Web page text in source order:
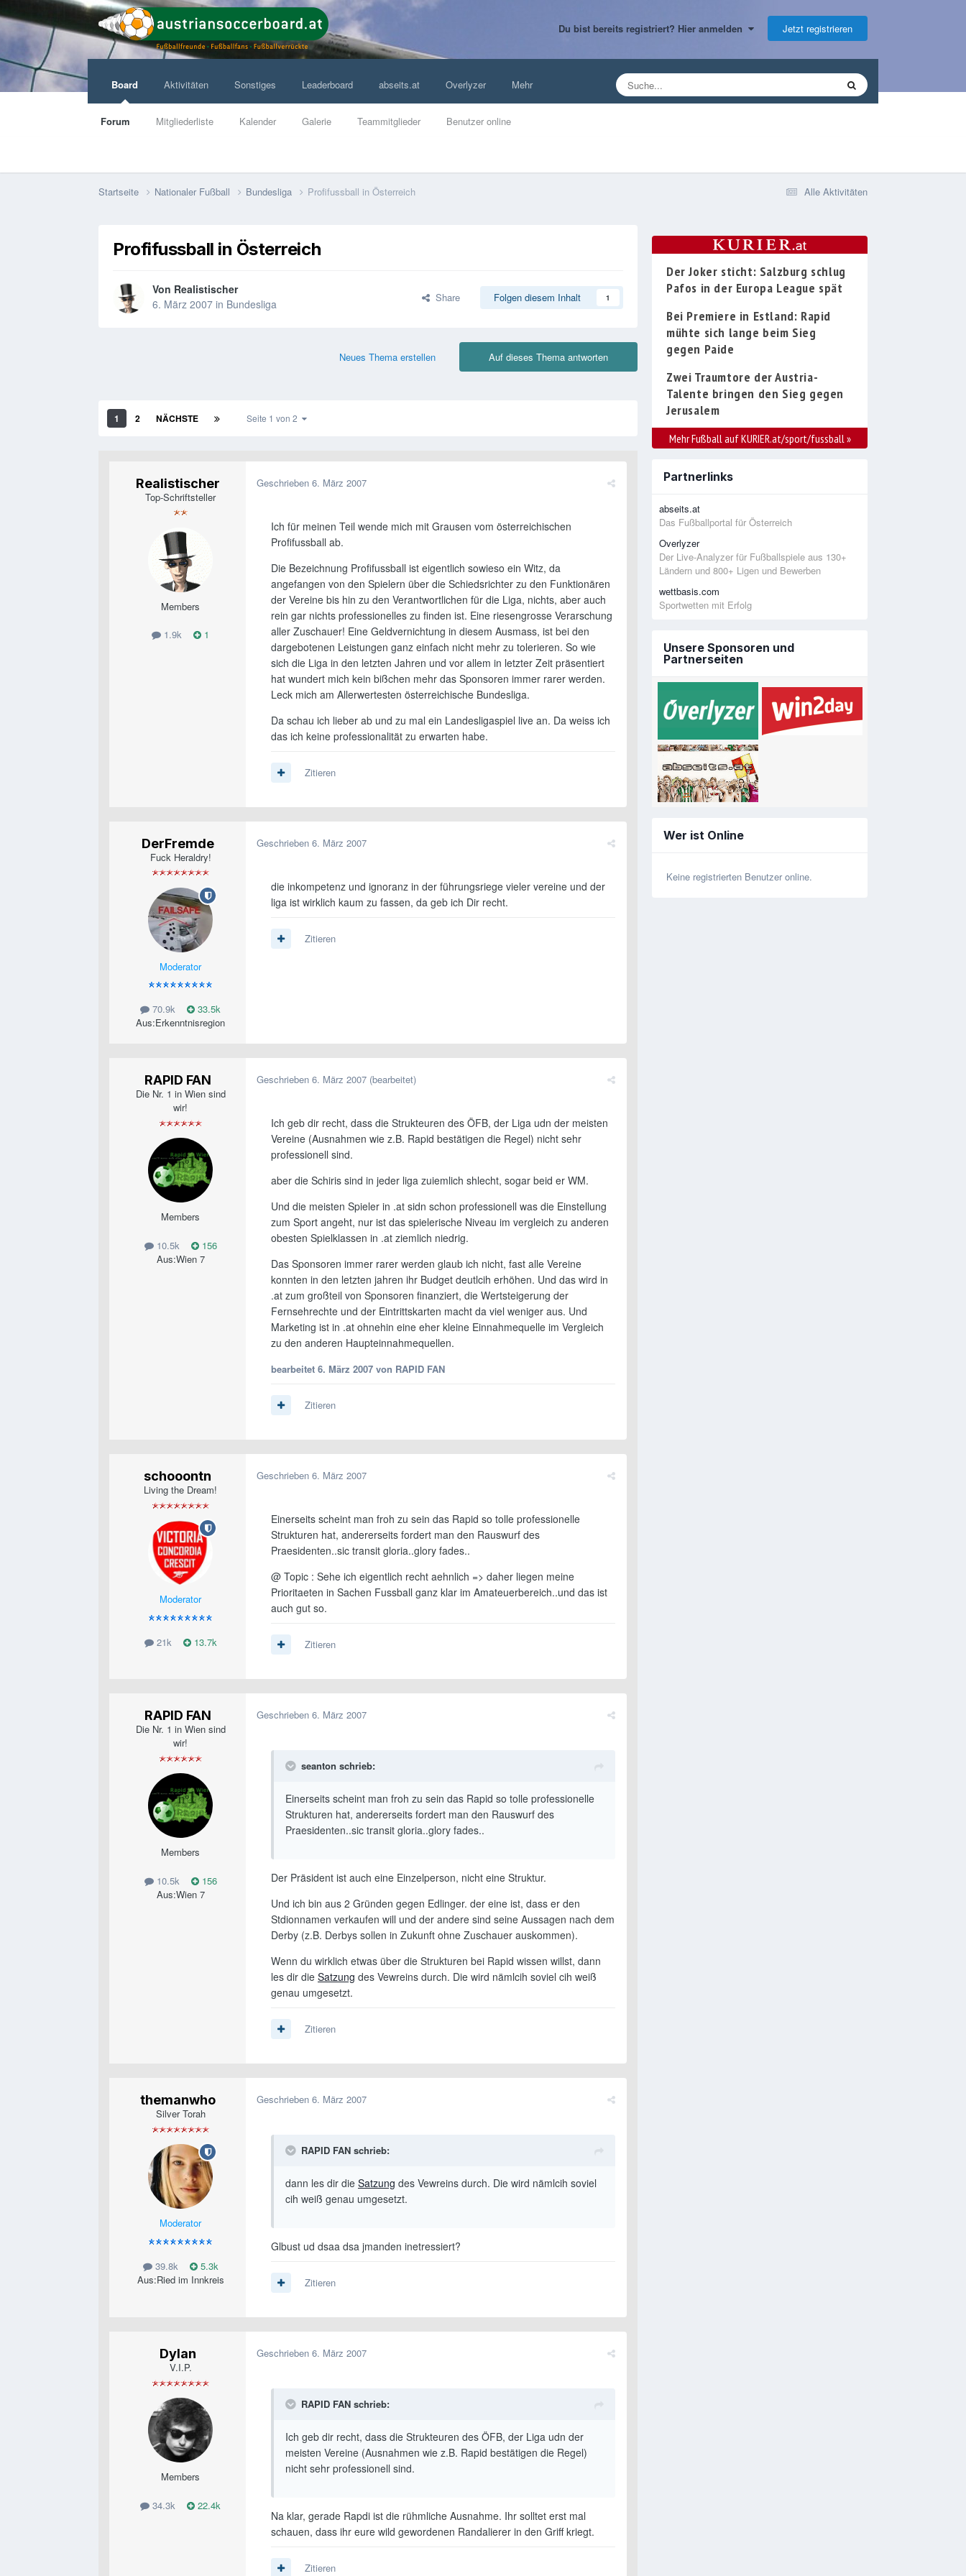
Du bist bereits registriert? Hier anmelden Jetzt registrieren
Board
Forum Mitgliederliste Kalender Galerie Teammitglieder Benutzer online
Aktivitäten Sonstiges Leaderboard abseits.at Overlyzer Mehr
Alle Aktivitäten
Startseite Nationaler Fußball Bundesliga Profifussball in Österreich
Profifussball in Österreich
Von Realistischer
6. März 2007 in Bundesliga Share Folgen diesem Inhalt 1
Auf dieses Thema antworten
Neues Thema erstellen
1 2 NÄCHSTE Seite 1 von 2
Realistischer
Top-Schriftsteller
Members
1.9k 1
Geschrieben 6. März 2007
Ich für meinen Teil wende mich mit Grausen vom österreichischen
Profifussball ab.
Die Bezeichnung Profifussball ist eigentlich sowieso ein Witz, da
angefangen von den Spielern über die Schiedsrichter zu den Funktionären
der Vereine bis hin zu den Verantwortlichen für die Liga, nichts, aber auch
rein gar nichts professionelles zu finden ist. Eine riesengrosse Verarschung
aller Zuschauer! Eine Geldvernichtung in diesem Ausmass, ist bei den
dargebotenen Leistungen ganz einfach nicht mehr zu tolerieren. So wie
sich die Liga in den letzten Jahren und vor allem in letzter Zeit präsentiert
hat wundert mich kein bißchen mehr das Sponsoren immer rarer werden.
Leck mich am Allerwertesten österreichische Bundesliga.
Da schau ich lieber ab und zu mal ein Landesligaspiel live an. Da weiss ich
das ich keine professionalität zu erwarten habe.
Zitieren
DerFremde
Fuck Heraldry!
Moderator
70.9k
33.5k
Aus:Erkenntnisregion
Geschrieben 6. März 2007
die inkompetenz und ignoranz in der führungsriege vieler vereine und der
liga ist wirklich kaum zu fassen, da geb ich Dir recht.
Zitieren
RAPID FAN
Die Nr. 1 in Wien sind
wir!
Members
10.5k
156
Aus:Wien 7
Geschrieben 6. März 2007 (bearbeitet)
Ich geb dir recht, dass die Strukteuren des ÖFB, der Liga udn der meisten
Vereine (Ausnahmen wie z.B. Rapid bestätigen die Regel) nicht sehr
professionell sind.
aber die Schiris sind in jeder liga zuiemlich shlecht, sogar beid er WM.
Und die meisten Spieler in .at sidn schon professionell was die Einstellung
zum Sport angeht, nur ist das spielerische Niveau im vergleich zu anderen
obesten Spielklassen in .at ziemlich niedrig.
Das Sponsoren immer rarer werden glaub ich nicht, fast alle Vereine
konnten in den letzten jahren ihr Budget deutlcih erhöhen. Und das wird in
.at zum großteil von Sponsoren finanziert, die Wertsteigerung der
Fernsehrechte und der Eintrittskarten macht da viel weniger aus. Und
Marketing ist in .at ohnehin eine eher kleine Einnahmequelle im Vergleich
zu den anderen Haupteinnahmequellen.
bearbeitet 6. März 2007 von RAPID FAN
Zitieren
schooontn
Living the Dream!
Moderator
21k 13.7k
Geschrieben 6. März 2007
Einerseits scheint man froh zu sein das Rapid so tolle professionelle
Strukturen hat, andererseits fordert man den Rauswurf des
Praesidenten..sic transit gloria..glory fades..
@ Topic : Sehe ich eigentlich recht aehnlich => daher liegen meine
Prioritaeten in Sachen Fussball ganz klar im Amateuerbereich..und das ist
auch gut so.
Zitieren
RAPID FAN
Die Nr. 1 in Wien sind
wir!
Members
10.5k
156
Aus:Wien 7
Geschrieben 6. März 2007
seanton schrieb:
Einerseits scheint man froh zu sein das Rapid so tolle professionelle
Strukturen hat, andererseits fordert man den Rauswurf des
Praesidenten..sic transit gloria..glory fades..
Der Präsident ist auch eine Einzelperson, nicht eine Struktur.
Und ich bin aus 2 Gründen gegen Edlinger. der eine ist, dass er den
Stdionnamen verkaufen will und der andere sind seine Aussagen nach dem
Derby (z.B. Derbys sollen in Zukunft ohne Zuschauer auskommen).
Wenn du wirklich etwas über die Strukturen bei Rapid wissen willst, dann
les dir die Satzung des Vewreins durch. Die wird nämlcih soviel cih weiß
genau umgesetzt.
Zitieren
themanwho
Silver Torah
Moderator
39.8k
5.3k
Aus:Ried im Innkreis
Geschrieben 6. März 2007
RAPID FAN schrieb:
dann les dir die Satzung des Vewreins durch. Die wird nämlcih soviel
cih weiß genau umgesetzt.
Glbust ud dsaa dsa jmanden inetressiert?
Zitieren
Dylan
V.I.P.
Members
34.3k 22.4k
Geschrieben 6. März 2007
RAPID FAN schrieb:
Ich geb dir recht, dass die Strukteuren des ÖFB, der Liga udn der
meisten Vereine (Ausnahmen wie z.B. Rapid bestätigen die Regel)
nicht sehr professionell sind.
Na klar, gerade Rapdi ist die rühmliche Ausnahme. Ihr solltet erst mal
schauen, dass ihr eure wild gewordenen Randalierer in den Griff kriegt.
Zitieren
Der Joker sticht: Salzburg schlug
Pafos in der Europa League spät
Bei Premiere in Estland: Rapid
mühte sich lange beim Sieg
gegen Paide
Zwei Traumtore der Austria-
Talente bringen den Sieg gegen
Jerusalem
Mehr Fußball auf KURIER.at/sport/fussball »
Partnerlinks
abseits.at
Das Fußballportal für Österreich
Overlyzer
Der Live-Analyzer für Fußballspiele aus 130+
Ländern und 800+ Ligen und Bewerben
wettbasis.com
Sportwetten mit Erfolg
Unsere Sponsoren und
Partnerseiten
Wer ist Online
Keine registrierten Benutzer online.